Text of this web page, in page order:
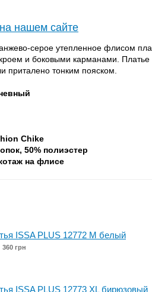
нашем сайте
серое утепленное флисом
и боковыми карманами.
приталено тонким пояском.
Chike
50% полиэстер
на флисе
ISSA PLUS 12772 M белый
360 грн
ISSA PLUS 12773 XL бирюзовый